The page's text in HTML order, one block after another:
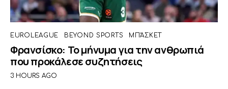
EUROLEAGUE BEYOND SPORTS ΜΠΆΣΚΕΤ
Φρανσίσκο: Το μήνυμα για την ανθρωπιά
που προκάλεσε συζητήσεις
3 HOURS AGO